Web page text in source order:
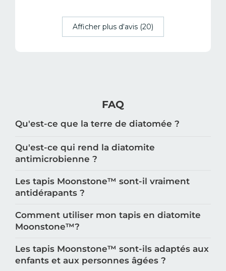
Afficher plus d‘avis (20)
FAQ
Qu'est-ce que la terre de diatomée ?
Qu'est-ce qui rend la diatomite
antimicrobienne ?
Les tapis Moonstone™️ sont-il vraiment
antidérapants ?
Comment utiliser mon tapis en diatomite
Moonstone™️?
Les tapis Moonstone™️ sont-ils adaptés aux
enfants et aux personnes âgées ?